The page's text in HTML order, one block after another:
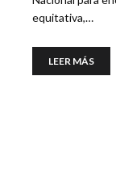
equitativa,…
LEER MÁS